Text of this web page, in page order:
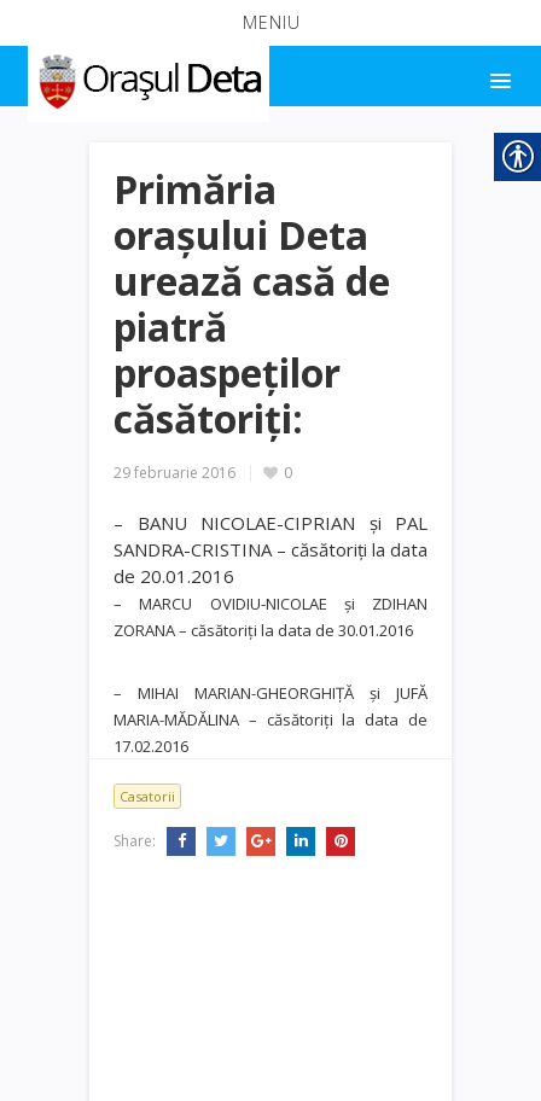
MENIU
Primăria
orașului Deta
urează casă de
piatră
proaspeților
căsătoriți:
29 februarie 2016 0
– BANU NICOLAE-CIPRIAN şi PAL
SANDRA-CRISTINA – căsătoriţi la data
de 20.01.2016
– MARCU OVIDIU-NICOLAE şi ZDIHAN
ZORANA – căsătoriţi la data de 30.01.2016
– MIHAI MARIAN-GHEORGHIŢĂ şi JUFĂ
MARIA-MĂDĂLINA – căsătoriţi la data de
17.02.2016
Casatorii
Share: